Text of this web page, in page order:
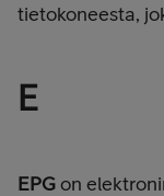
tietokoneesta,
E
EPGon